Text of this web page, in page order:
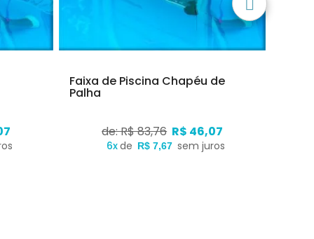
Faixa de Piscina Chapéu de
Palha
de: R$ 83,76 R$ 46,07
6xde R$ 7,67 sem juros